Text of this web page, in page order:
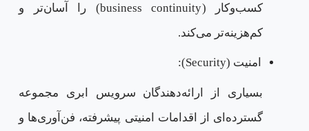
کسب‌وکار (business continuity) را آسان‌تر و
کم‌هزینه‌تر می‌کند.
امنیت (Security):
بسیاری از ارائه‌دهندگان سرویس ابری مجموعه
گسترده‌ای از اقدامات امنیتی پیشرفته، فن‌آوری‌ها و